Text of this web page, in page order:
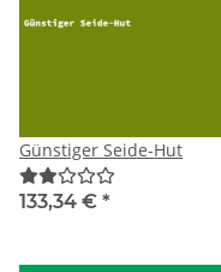
Günstiger Seide-Hut
133,34 € *